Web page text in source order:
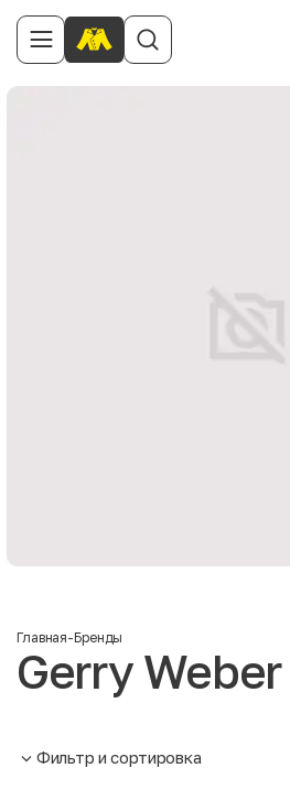
Главная-Бренды
Gerry Weber
Фильтр и сортировка